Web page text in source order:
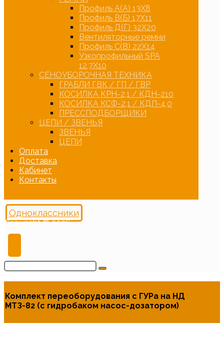
Профиль А(А) 13Х8
Профиль В(Б) 17Х11
Профиль Д(Г) 32Х20
Вентиляторные ремни
Профиль С(В) 22Х14
Узкопрофильный SPA
12,7Х10
СЕНОУБОРОЧНАЯ ТЕХНИКА
ГРАБЛИ ГВК / ГП / ГВР
КОСИЛКА КРН-2,1 / КДН-210
КОСИЛКА КСФ-2,1 / КДП-4,0
ПРЕССПОДБОРЩИКИ
ЦЕПИ / ЗВЕНЬЯ
ЗВЕНЬЯ
ЦЕПИ
Оплата
Доставка
Кабинет
Контакты
Одноклассники
Copyright © 2026
Комплект переоборудования с ГУРа на НД
МТЗ-82 (с гидробаком насос-дозатором)